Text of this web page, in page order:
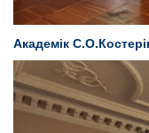
Академік